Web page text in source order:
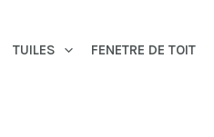
TUILES FENETRE DE TOIT